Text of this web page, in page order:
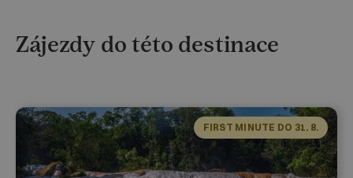
Zájezdy do této destinace
FIRST MINUTE DO 31. 8.